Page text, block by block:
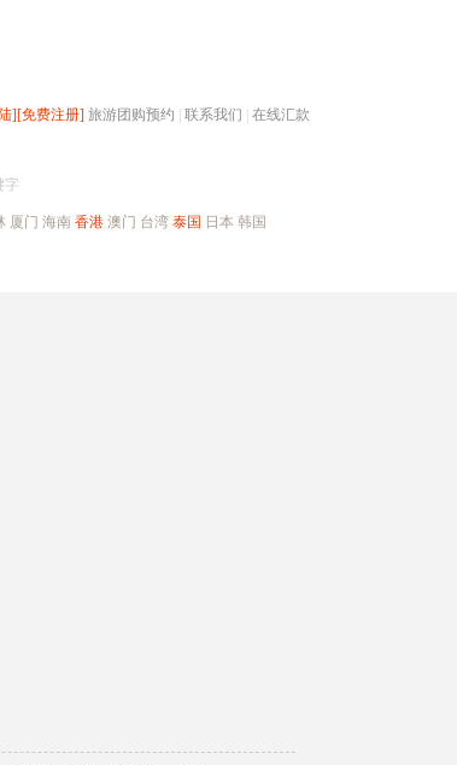
][免费注册] 旅游团购预约 联系我们 在线汇款
字
厦门 海南 香港 澳门 台湾 泰国 日本 韩国